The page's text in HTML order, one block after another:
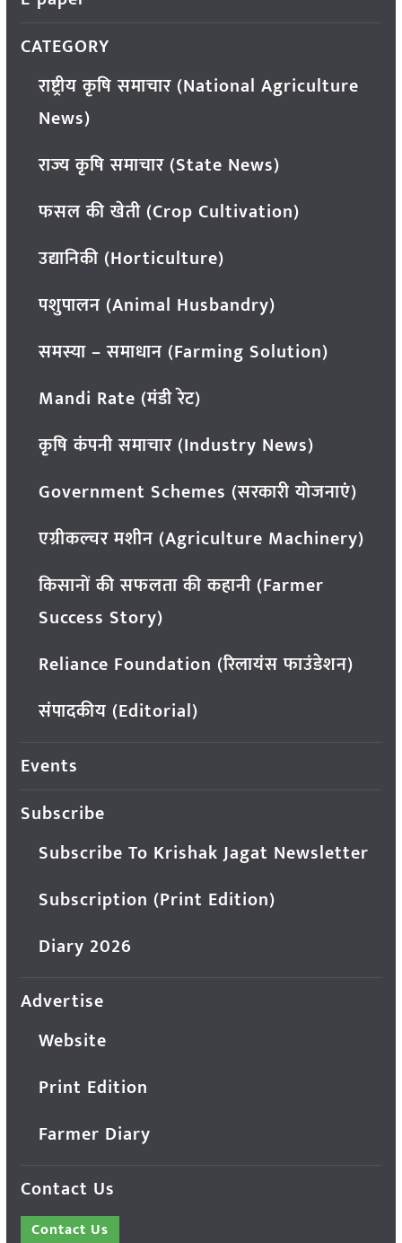
CATEGORY
राष्ट्रीय कृषि समाचार (National Agriculture
News)
राज्य कृषि समाचार (State News)
फसल की खेती (Crop Cultivation)
उद्यानिकी (Horticulture)
पशुपालन (Animal Husbandry)
समस्या – समाधान (Farming Solution)
Mandi Rate (मंडी रेट)
कृषि कंपनी समाचार (Industry News)
Government Schemes (सरकारी योजनाएं)
एग्रीकल्चर मशीन (Agriculture Machinery)
किसानों की सफलता की कहानी (Farmer
Success Story)
Reliance Foundation (रिलायंस फाउंडेशन)
संपादकीय (Editorial)
Events
Subscribe
Subscribe To Krishak Jagat Newsletter
Subscription (Print Edition)
Diary 2026
Advertise
Website
Print Edition
Farmer Diary
Contact Us
Contact Us